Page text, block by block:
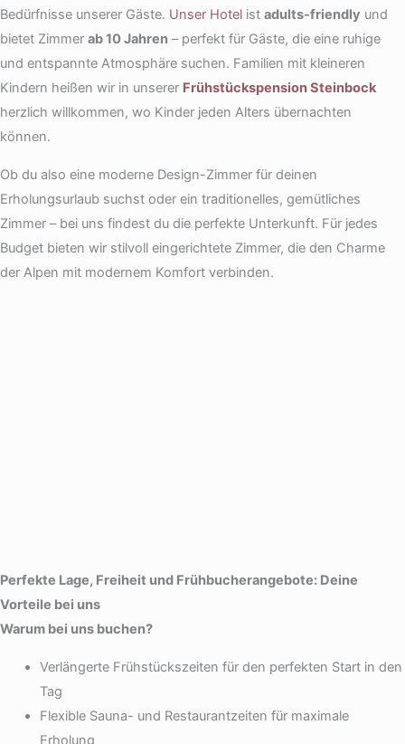
Bedürfnisse unserer Gäste. Unser Hotel ist adults-friendly und
bietet Zimmer ab 10 Jahren – perfekt für Gäste, die eine ruhige
und entspannte Atmosphäre suchen. Familien mit kleineren
Kindern heißen wir in unserer Frühstückspension Steinbock
herzlich willkommen, wo Kinder jeden Alters übernachten
können.
Ob du also eine moderne Design-Zimmer für deinen
Erholungsurlaub suchst oder ein traditionelles, gemütliches
Zimmer – bei uns findest du die perfekte Unterkunft. Für jedes
Budget bieten wir stilvoll eingerichtete Zimmer, die den Charme
der Alpen mit modernem Komfort verbinden.
Perfekte Lage, Freiheit und Frühbucherangebote: Deine
Vorteile bei uns
Warum bei uns buchen?
Verlängerte Frühstückszeiten für den perfekten Start in den
Tag
Flexible Sauna- und Restaurantzeiten für maximale
Erholung